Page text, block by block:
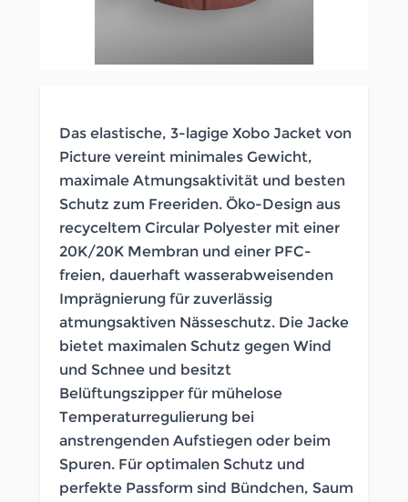
Das elastische, 3-lagige Xobo Jacket von
Picture vereint minimales Gewicht,
maximale Atmungsaktivität und besten
Schutz zum Freeriden. Öko-Design aus
recyceltem Circular Polyester mit einer
20K/20K Membran und einer PFC-
freien, dauerhaft wasserabweisenden
Imprägnierung für zuverlässig
atmungsaktiven Nässeschutz. Die Jacke
bietet maximalen Schutz gegen Wind
und Schnee und besitzt
Belüftungszipper für mühelose
Temperaturregulierung bei
anstrengenden Aufstiegen oder beim
Spuren. Für optimalen Schutz und
perfekte Passform sind Bündchen, Saum